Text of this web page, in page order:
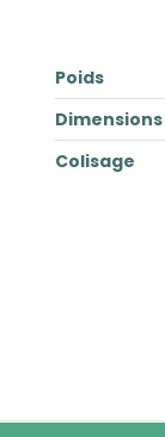
Poids
Dimensions
Colisage